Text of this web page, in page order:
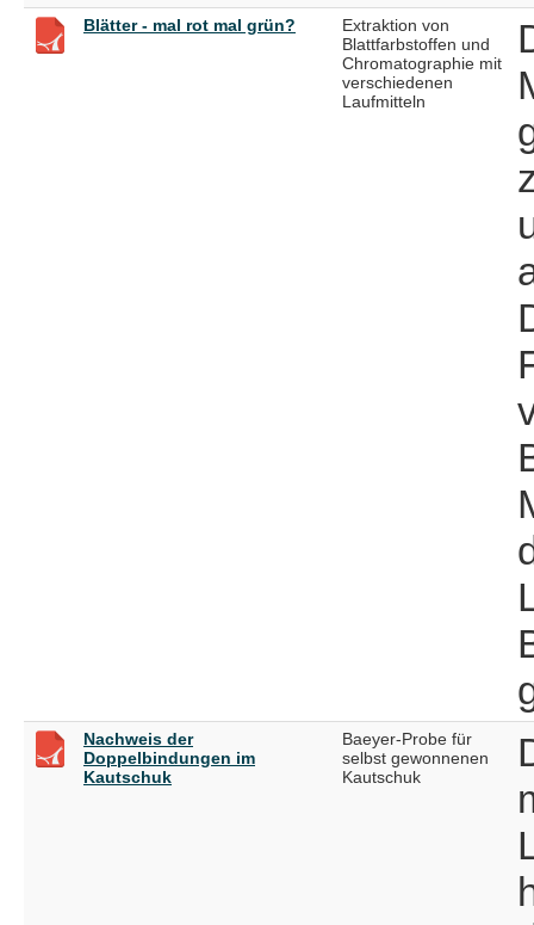
Blätter - mal rot mal grün?
Extraktion von
Blattfarbstoffen und
Chromatographie mit
verschiedenen
Laufmitteln
Nachweis der
Doppelbindungen im
Kautschuk
Baeyer-Probe für
selbst gewonnenen
Kautschuk